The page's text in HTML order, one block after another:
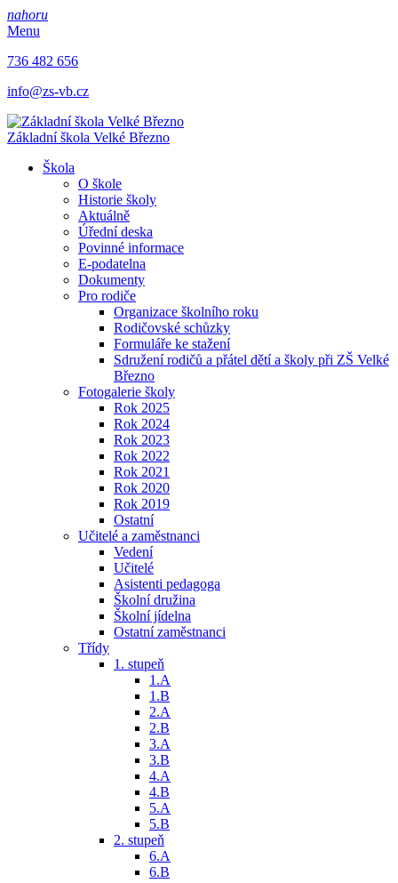
nahoru
Menu
736 482 656
info@zs-vb.cz
Základní škola Velké Březno
Škola
O škole
Historie školy
Aktuálně
Úřední deska
Povinné informace
E-podatelna
Dokumenty
Pro rodiče
Organizace školního roku
Rodičovské schůzky
Formuláře ke stažení
Sdružení rodičů a přátel dětí a školy při ZŠ Velké
Březno
Fotogalerie školy
Rok 2025
Rok 2024
Rok 2023
Rok 2022
Rok 2021
Rok 2020
Rok 2019
Ostatní
Učitelé a zaměstnanci
Vedení
Učitelé
Asistenti pedagoga
Školní družina
Školní jídelna
Ostatní zaměstnanci
Třídy
1. stupeň
1.A
1.B
2.A
2.B
3.A
3.B
4.A
4.B
5.A
5.B
2. stupeň
6.A
6.B